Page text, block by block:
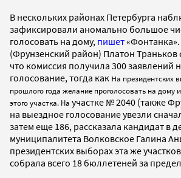
В нескольких районах Петербурга
зафиксировали аномально большое
голосовать на дому, пишет
(Фрунзенский район) Платон
что комиссия получила 300 заявлений
голосование, тогда как на президентских
прошлого года желание проголосовать на дому
этого участка. На участке № 2040 (также
на выездное голосование увезли
затем еще 186, рассказала кандидат в
муниципалитета Волковское Галина
президентских выборах эта же
собрала всего 18 бюллетеней за